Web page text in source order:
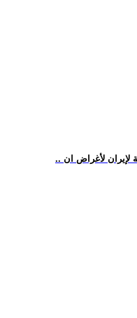
لإيران لأغراض ان